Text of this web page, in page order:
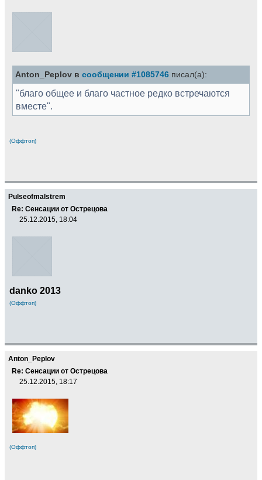
Anton_Peplov в сообщении #1085746 писал(а):
"благо общее и благо частное редко встречаются
вместе".
(Оффтоп)
Pulseofmalstrem
Re: Сенсации от Острецова
25.12.2015, 18:04
danko 2013
(Оффтоп)
Anton_Peplov
Re: Сенсации от Острецова
25.12.2015, 18:17
(Оффтоп)